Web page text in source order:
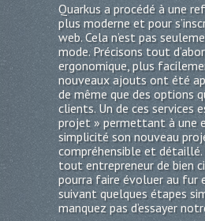
Quarkus a procédé à une
plus moderne et pour
web. Cela n’est pas
mode. Précisons tout
ergonomique, plus
nouveaux ajouts ont été
de même que des options
clients. Un de ces services
projet » permettant à une
simplicité son nouveau
compréhensible et
tout entrepreneur de bien
pourra faire évoluer au fur
suivant quelques étapes
manquez pas d’essayer